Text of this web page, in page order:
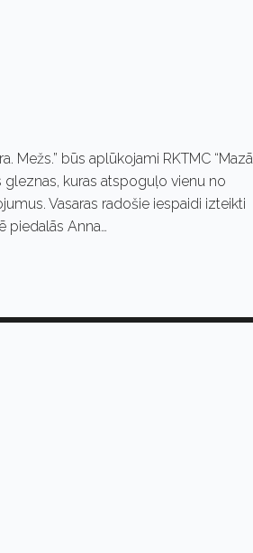
Mežs.” būs aplūkojami RKTMC “Mazā
gleznas, kuras atspoguļo vienu no
Vasaras radošie iespaidi izteikti
piedalās Anna…